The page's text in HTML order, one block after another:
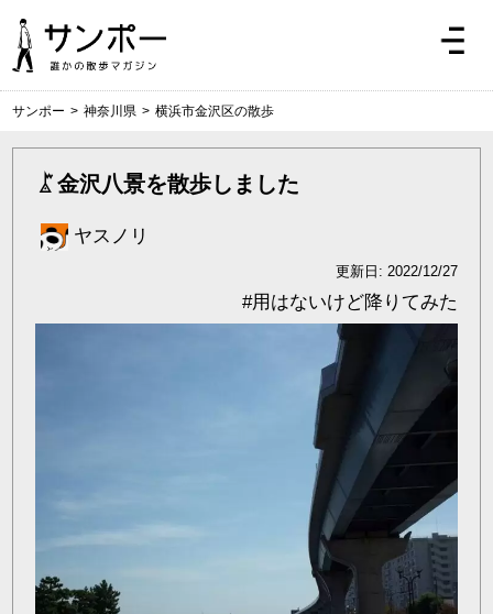
サンポー > 神奈川県 > 横浜市金沢区の散歩
金沢八景を散歩しました
ヤスノリ
更新日: 2022/12/27
#用はないけど降りてみた